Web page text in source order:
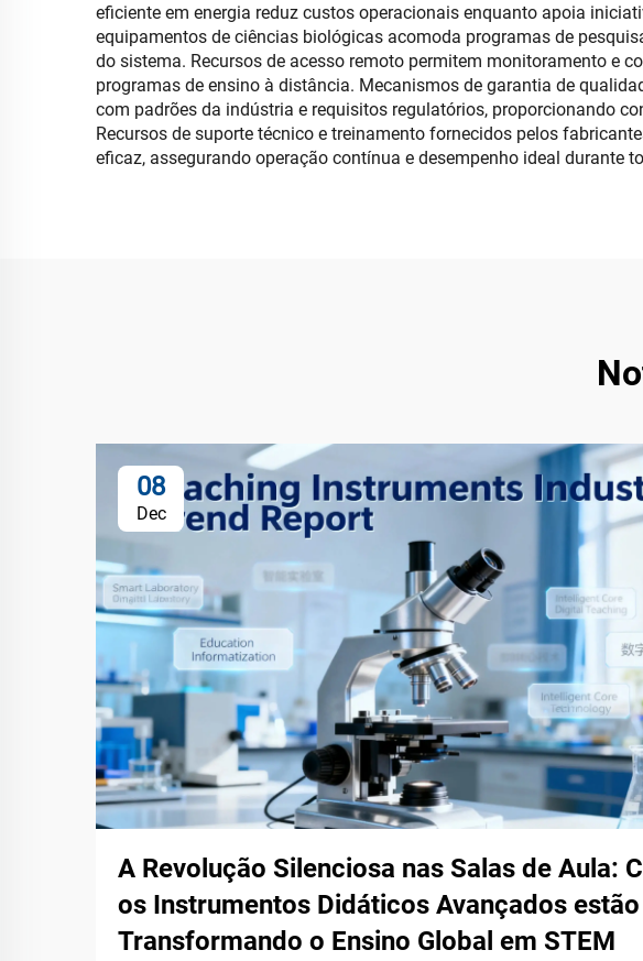
eficiente em energia reduz custos operacionais enquanto apoia
equipamentos de ciências biológicas acomoda programas de
do sistema. Recursos de acesso remoto permitem monitoramento e
programas de ensino à distância. Mecanismos de garantia de
com padrões da indústria e requisitos regulatórios, proporcionando
Recursos de suporte técnico e treinamento fornecidos pelos
eficaz, assegurando operação contínua e desempenho ideal durante
08
Dec
A Revolução Silenciosa nas Salas de Aula:
os Instrumentos Didáticos Avançados estão
Transformando o Ensino Global em STEM